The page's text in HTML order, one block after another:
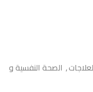
, الصحة النفسية و